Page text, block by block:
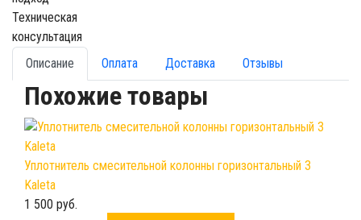
Техническая
консультация
Описание
Оплата Доставка Отзывы
Похожие товары
Уплотнитель смесительной колонны горизонтальный 3
Kaleta
1 500 руб.